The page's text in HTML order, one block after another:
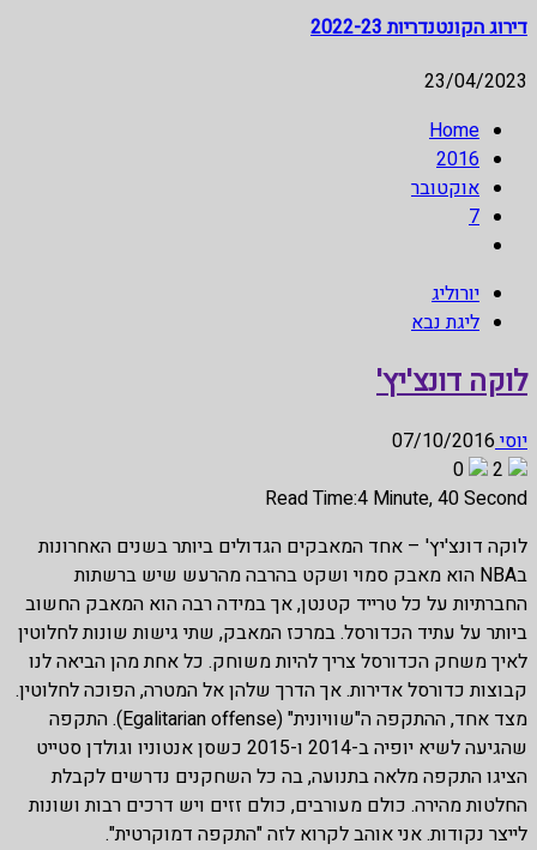
דירוג הקונטנדריות 2022-23
23/04/2023
Home
2016
אוקטובר
7
יורוליג
ליגת נבא
לוקה דונצ'יץ'
יוסי 07/10/2016
2
0
Read Time:4 Minute, 40 Second
לוקה דונצ'יץ' – אחד המאבקים הגדולים ביותר בשנים האחרונות
בNBA הוא מאבק סמוי ושקט בהרבה מהרעש שיש ברשתות
החברתיות על כל טרייד קטנטן, אך במידה רבה הוא המאבק החשוב
ביותר על עתיד הכדורסל. במרכז המאבק, שתי גישות שונות לחלוטין
לאיך משחק הכדורסל צריך להיות משוחק. כל אחת מהן הביאה לנו
קבוצות כדורסל אדירות. אך הדרך שלהן אל המטרה, הפוכה לחלוטין.
מצד אחד, ההתקפה ה"שוויונית" (Egalitarian offense). התקפה
שהגיעה לשיא יופיה ב-2014 ו-2015 כשסן אנטוניו וגולדן סטייט
הציגו התקפה מלאה בתנועה, בה כל השחקנים נדרשים לקבלת
החלטות מהירה. כולם מעורבים, כולם זזים ויש דרכים רבות ושונות
לייצר נקודות. אני אוהב לקרוא לזה "התקפה דמוקרטית".